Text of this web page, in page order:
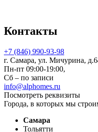
Контакты
+7 (846) 990-93-98
г. Самара, ул. Мичурина,
Пн-пт 09:00-19:00,
Сб – по записи
info@alphomes.ru
Посмотреть реквизиты
Города, в которых мы
Самара
Тольятти